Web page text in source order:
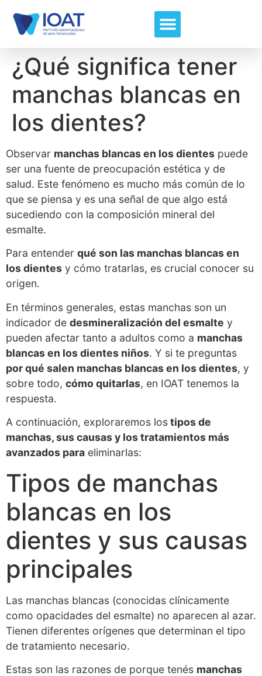
¿Qué significa tener
manchas blancas en
los dientes?
Observar manchas blancas en los dientes puede
ser una fuente de preocupación estética y de
salud. Este fenómeno es mucho más común de lo
que se piensa y es una señal de que algo está
sucediendo con la composición mineral del
esmalte.
Para entender qué son las manchas blancas en
los dientes y cómo tratarlas, es crucial conocer su
origen.
En términos generales, estas manchas son un
indicador de desmineralización del esmalte y
pueden afectar tanto a adultos como a manchas
blancas en los dientes niños. Y si te preguntas
por qué salen manchas blancas en los dientes, y
sobre todo, cómo quitarlas, en IOAT tenemos la
respuesta.
A continuación, exploraremos lostipos de
manchas, sus causas y los tratamientos más
avanzados para eliminarlas:
Tipos de manchas
blancas en los
dientes y sus causas
principales
Las manchas blancas (conocidas clínicamente
como opacidades del esmalte) no aparecen al azar.
Tienen diferentes orígenes que determinan el tipo
de tratamiento necesario.
Estas son las razones de porque tenés manchas